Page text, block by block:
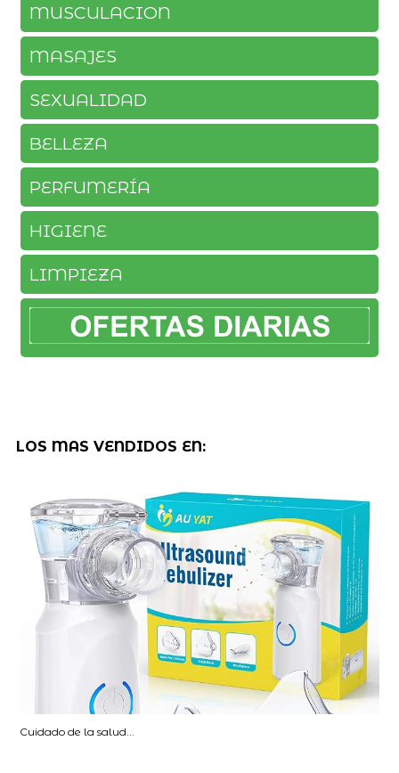
MUSCULACION
MASAJES
SEXUALIDAD
BELLEZA
PERFUMERÍA
HIGIENE
LIMPIEZA
LOS MAS VENDIDOS EN:
Cuidado de la salud...